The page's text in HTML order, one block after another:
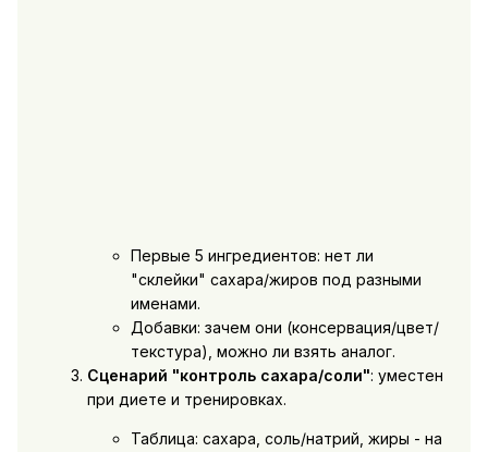
Первые 5 ингредиентов: нет ли
"склейки" сахара/жиров под разными
именами.
Добавки: зачем они (консервация/цвет/
текстура), можно ли взять аналог.
Сценарий "контроль сахара/соли": уместен
при диете и тренировках.
Таблица: сахара, соль/натрий, жиры - на